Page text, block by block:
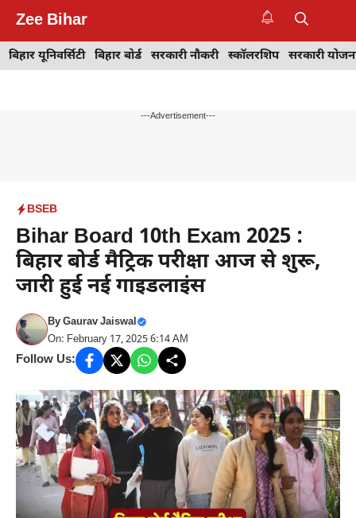
content
Zee Bihar
बिहार यूनिवर्सिटी बिहार बोर्ड सरकारी नौकरी स्कॉलरशिप सरकारी
---Advertisement---
BSEB
Bihar Board 10th Exam 2025 :
बिहार बोर्ड मैट्रिक परीक्षा आज से शुरू,
जारी हुई नई गाइडलाइंस
ByGaurav Jaiswal
On: February 17, 2025 6:14 AM
Follow Us: